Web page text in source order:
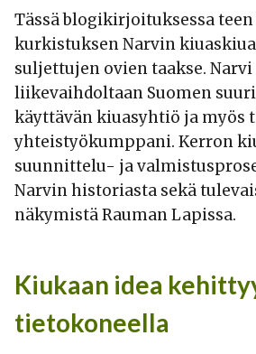
Tässä blogikirjoituksessa
kurkistuksen Narvin
suljettujen ovien taakse. Narvi
liikevaihdoltaan Suomen
käyttävän kiuasyhtiö ja myös
yhteistyökumppani. Kerron
suunnittelu- ja
Narvin historiasta sekä
näkymistä Rauman Lapissa.
Kiukaan idea
tietokoneella